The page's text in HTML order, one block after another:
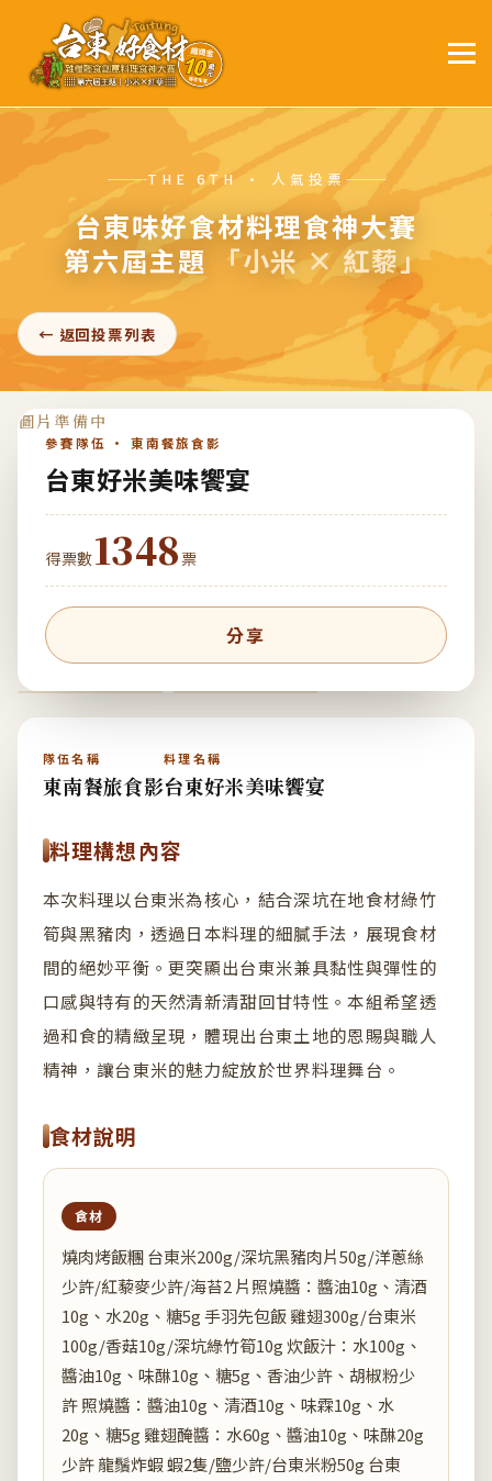
THE 6TH · 人氣投票
台東味好食材料理食神大賽
第六屆主題 「小米 × 紅藜」
← 返回投票列表
參賽隊伍 · 東南餐旅食影
台東好米美味饗宴
得票數1348票
分享
隊伍名稱
東南餐旅食影
料理名稱
台東好米美味饗宴
料理構想內容
本次料理以台東米為核心，結合深坑在地食材綠竹
筍與黑豬肉，透過日本料理的細膩手法，展現食材
間的絕妙平衡。更突顯出台東米兼具黏性與彈性的
口感與特有的天然清新清甜回甘特性。本組希望透
過和食的精緻呈現，體現出台東土地的恩賜與職人
精神，讓台東米的魅力綻放於世界料理舞台。
食材說明
食材
燒肉烤飯糰 台東米200g/深坑黑豬肉片50g/洋蔥絲
少許/紅藜麥少許/海苔2 片照燒醬：醬油10g、清酒
10g、水20g、糖5g 手羽先包飯 雞翅300g/台東米
100g/香菇10g/深坑綠竹筍10g 炊飯汁：水100g、
醬油10g、味醂10g、糖5g、香油少許、胡椒粉少
許 照燒醬：醬油10g、清酒10g、味霖10g、水
20g、糖5g 雞翅醃醬：水60g、醬油10g、味醂20g
少許 龍鬚炸蝦 蝦2隻/鹽少許/台東米粉50g 台東